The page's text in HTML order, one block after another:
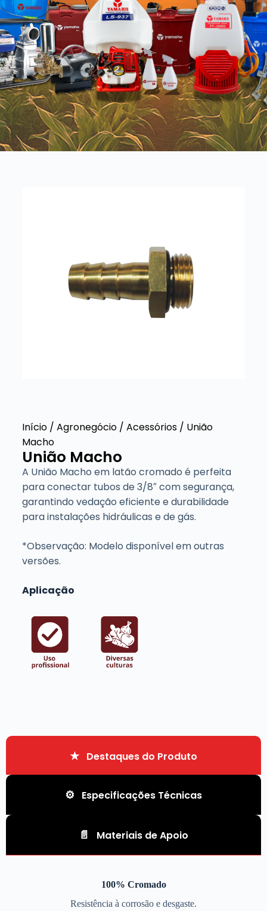
Início/ Agronegócio/ Acessórios/ União
Macho
União Macho
A União Macho em latão cromado é perfeita
para conectar tubos de 3/8″ com segurança,
garantindo vedação eficiente e durabilidade
para instalações hidráulicas e de gás.
*Observação: Modelo disponível em outras
versões.
Aplicação
Destaques do Produto
Especificações Técnicas
Materiais de Apoio
100% Cromado
Resistência à corrosão e desgaste.